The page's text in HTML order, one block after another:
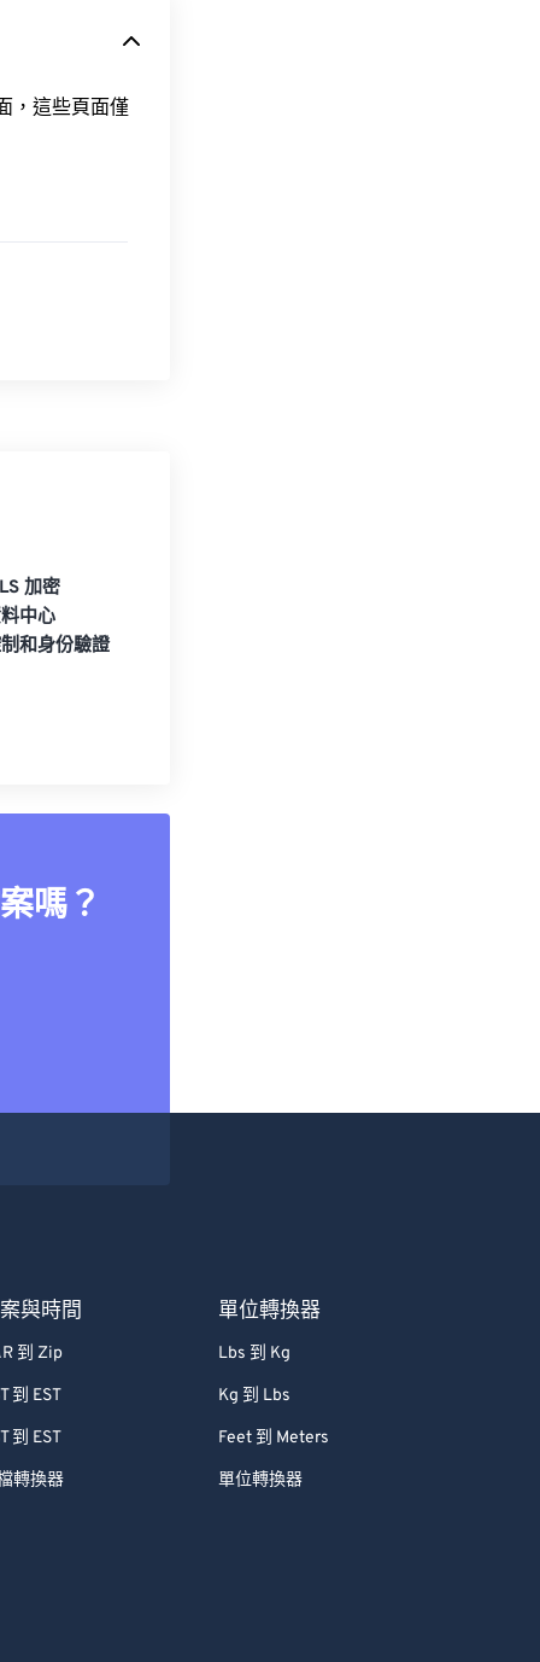
加密
中心
和身份驗證
嗎？
與時間
到 Zip
到 EST
到 EST
轉換器
單位轉換器
Lbs 到 Kg
Kg 到 Lbs
Feet 到 Meters
單位轉換器